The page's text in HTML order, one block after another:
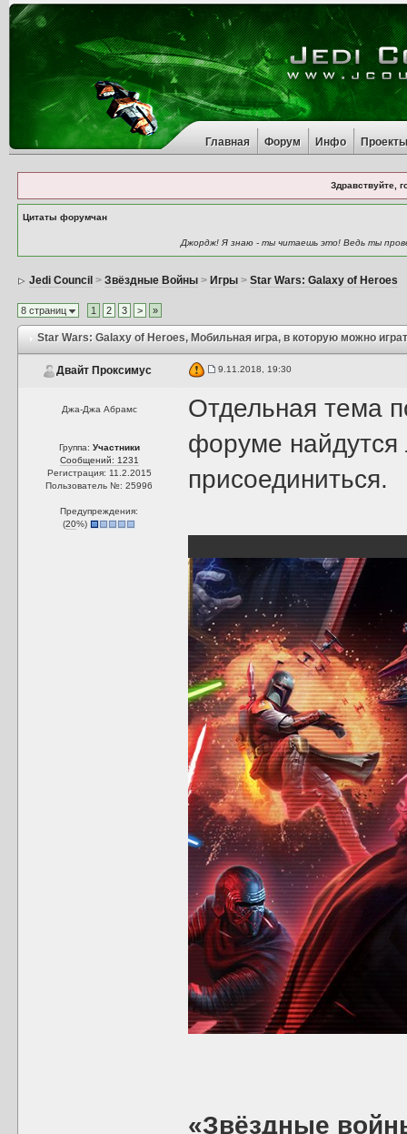
Главная Форум Инфо
Здравствуйте,
Цитаты форумчан
Джордж! Я знаю - ты читаешь это! Ведь ты
Jedi Council >Звёздные Войны > Игры >Star Wars: Galaxy of Heroes
8 страниц 1 2 3 > »
Star Wars: Galaxy of Heroes, Мобильная игра, в которую можно
Двайт Проксимус 9.11.2018, 19:30
Джа-Джа Абрамс
Группа: Участники
Сообщений: 1231
Регистрация: 11.2.2015
Пользователь №: 25996
Предупреждения:
(20%)
Отдельная тема
форуме найдутся
присоединиться.
«Звёздные